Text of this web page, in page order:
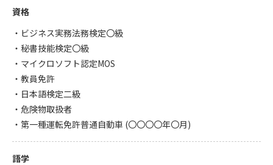
資格
・ビジネス実務法務検定〇級
・秘書技能検定〇級
・マイクロソフト認定MOS
・教員免許
・日本語検定二級
・危険物取扱者
・第一種運転免許普通自動車 (〇〇〇〇年〇月)
語学